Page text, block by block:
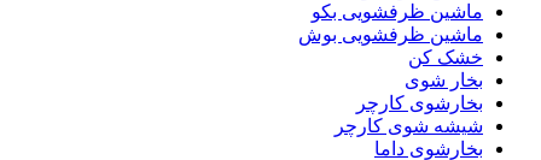
ماشین ظرفشویی بکو
ماشین ظرفشویی بوش
خشک کن
بخار شوی
بخارشوی کارچر
شیشه شوی کارچر
بخارشوی داما